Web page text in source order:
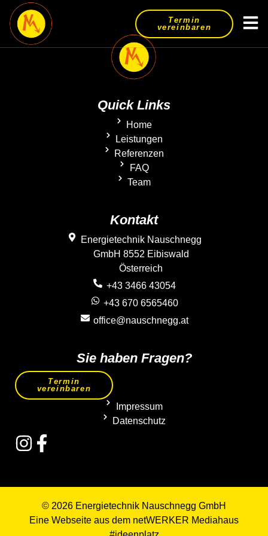
Inhalt
springen
Termin
vereinbaren
Quick Links
Home
Leistungen
Referenzen
FAQ
Team
Kontakt
Energietechnik Nauschnegg
GmbH 8552 Eibiswald
Österreich
+43 3466 43054
+43 670 6565460
office@nauschnegg.at
Sie haben Fragen?
Termin
vereinbaren
Impressum
Datenschutz
© 2026 Energietechnik Nauschnegg GmbH
Eine Webseite aus dem netWERKER Mediahaus